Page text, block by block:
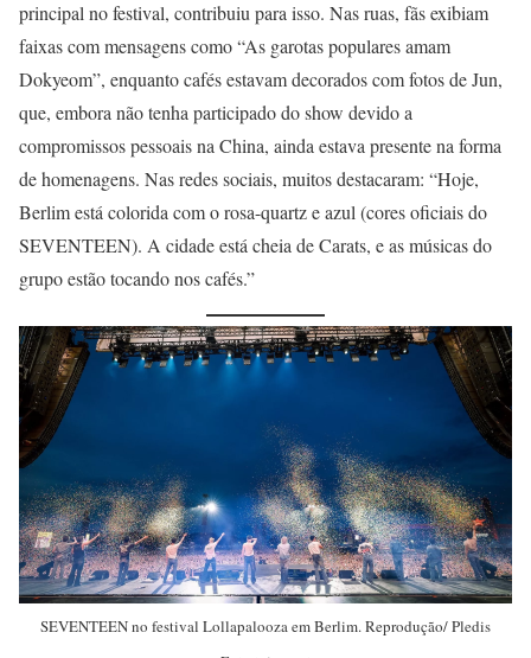
principal no festival, contribuiu para isso. Nas ruas, fãs exibiam
faixas com mensagens como “As garotas populares amam
Dokyeom”, enquanto cafés estavam decorados com fotos de Jun,
que, embora não tenha participado do show devido a
compromissos pessoais na China, ainda estava presente na forma
de homenagens. Nas redes sociais, muitos destacaram: “Hoje,
Berlim está colorida com o rosa-quartz e azul (cores oficiais do
SEVENTEEN). A cidade está cheia de Carats, e as músicas do
grupo estão tocando nos cafés.”
SEVENTEEN no festival Lollapalooza em Berlim. Reprodução/ Pledis